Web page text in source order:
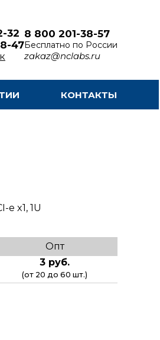
32
47
8 800 201-38-57
Бесплатно по России
zakaz@nclabs.ru
КОНТАКТЫ
e x1, 1U
Опт
3 руб.
(от 20 до 60 шт.)